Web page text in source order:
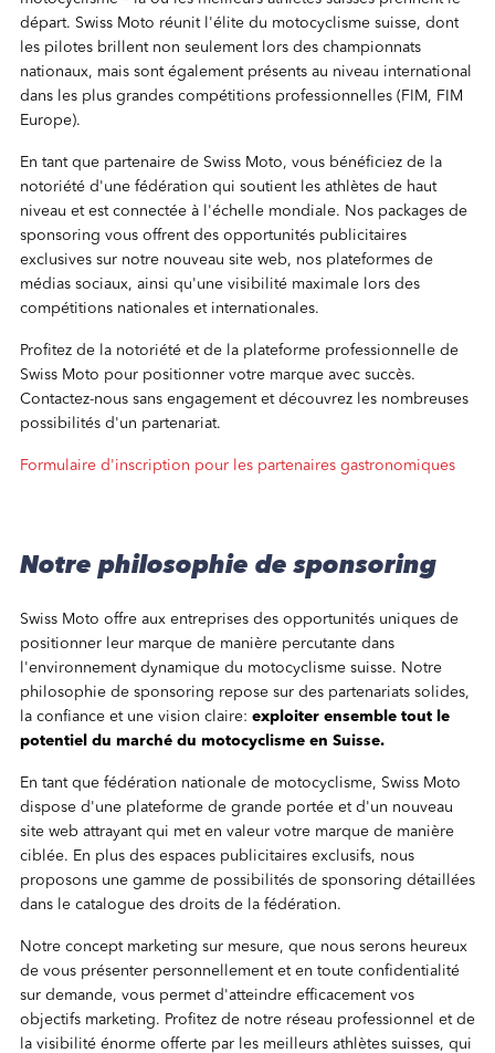
départ. Swiss Moto réunit l'élite du motocyclisme suisse, dont
les pilotes brillent non seulement lors des championnats
nationaux, mais sont également présents au niveau international
dans les plus grandes compétitions professionnelles (FIM, FIM
Europe).
En tant que partenaire de Swiss Moto, vous bénéficiez de la
notoriété d'une fédération qui soutient les athlètes de haut
niveau et est connectée à l'échelle mondiale. Nos packages de
sponsoring vous offrent des opportunités publicitaires
exclusives sur notre nouveau site web, nos plateformes de
médias sociaux, ainsi qu'une visibilité maximale lors des
compétitions nationales et internationales.
Profitez de la notoriété et de la plateforme professionnelle de
Swiss Moto pour positionner votre marque avec succès.
Contactez-nous sans engagement et découvrez les nombreuses
possibilités d'un partenariat.
Formulaire d'inscription pour les partenaires gastronomiques
Notre philosophie de sponsoring
Swiss Moto offre aux entreprises des opportunités uniques de
positionner leur marque de manière percutante dans
l'environnement dynamique du motocyclisme suisse. Notre
philosophie de sponsoring repose sur des partenariats solides,
la confiance et une vision claire: exploiter ensemble tout le
potentiel du marché du motocyclisme en Suisse.
En tant que fédération nationale de motocyclisme, Swiss Moto
dispose d'une plateforme de grande portée et d'un nouveau
site web attrayant qui met en valeur votre marque de manière
ciblée. En plus des espaces publicitaires exclusifs, nous
proposons une gamme de possibilités de sponsoring détaillées
dans le catalogue des droits de la fédération.
Notre concept marketing sur mesure, que nous serons heureux
de vous présenter personnellement et en toute confidentialité
sur demande, vous permet d'atteindre efficacement vos
objectifs marketing. Profitez de notre réseau professionnel et de
la visibilité énorme offerte par les meilleurs athlètes suisses, qui